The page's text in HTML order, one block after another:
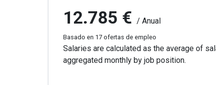
12.785 € / Anual
Basado en 17 ofertas de empleo
Salaries are calculated as the average of
aggregated monthly by job position.